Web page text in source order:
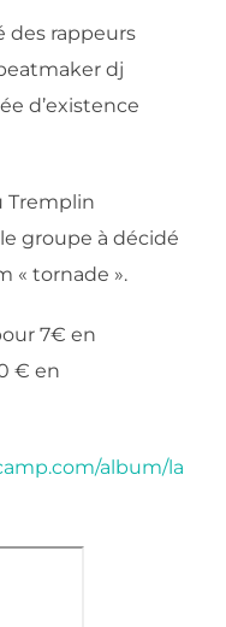
des rappeurs
dj
d’existence
Tremplin
groupe à décidé
« tornade ».
7€ en
€ en
album/la